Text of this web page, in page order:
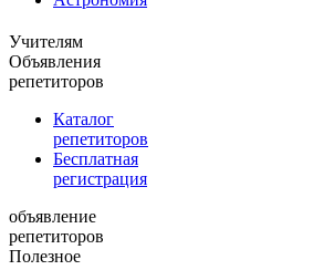
Учителям
Объявления
репетиторов
Каталог
репетиторов
Бесплатная
регистрация
объявление
репетиторов
Полезное